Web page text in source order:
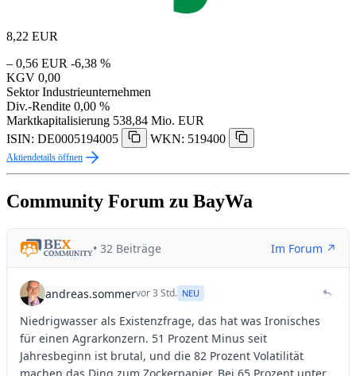
8,22 EUR
– 0,56 EUR -6,38 %
KGV 0,00
Sektor Industrieunternehmen
Div.-Rendite 0,00 %
Marktkapitalisierung 538,84 Mio. EUR
ISIN: DE0005194005
WKN: 519400
Aktiendetails öffnen
Community Forum zu BayWa